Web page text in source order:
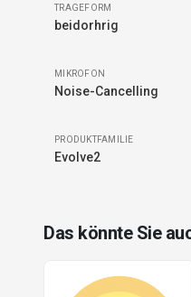
TRAGEFORM
beidorhrig
MIKROFON
Noise-Cancelling
PRODUKTFAMILIE
Evolve2
Das könnte Sie